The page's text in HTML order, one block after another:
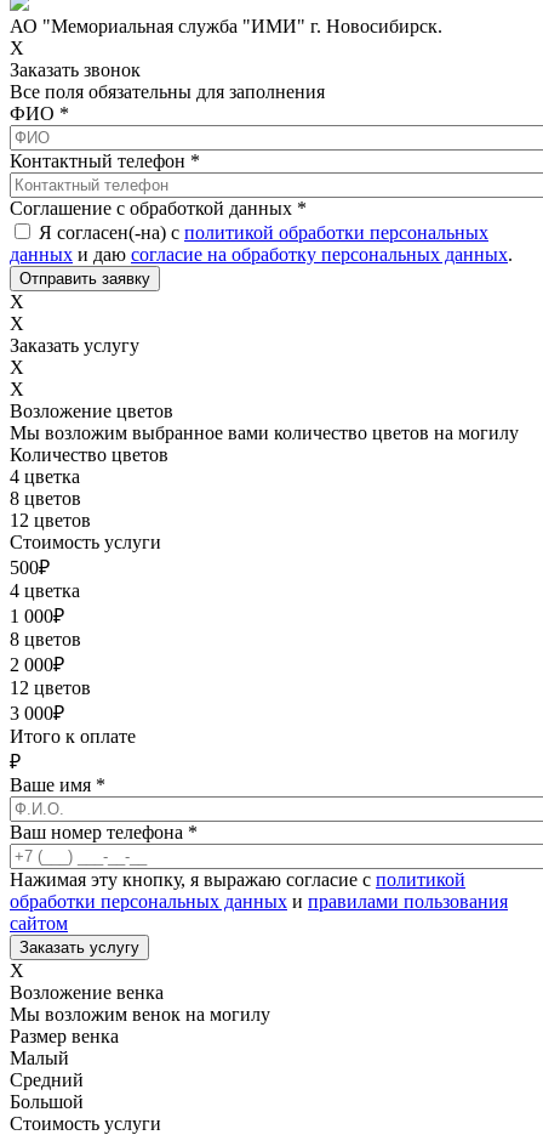
АО "Мемориальная служба "ИМИ" г. Новосибирск.
X
Заказать звонок
Все поля обязательны для заполнения
ФИО *
Контактный телефон *
Соглашение с обработкой данных *
Я согласен(-на) с политикой обработки персональных
данных и даю согласие на обработку персональных данных.
X
X
Заказать услугу
X
X
Возложение цветов
Мы возложим выбранное вами количество цветов на могилу
Количество цветов
4 цветка
8 цветов
12 цветов
Стоимость услуги
500₽
4 цветка
1 000₽
8 цветов
2 000₽
12 цветов
3 000₽
Итого к оплате
₽
Ваше имя *
Ваш номер телефона *
Нажимая эту кнопку, я выражаю согласие с политикой
обработки персональных данных и правилами пользования
сайтом
X
Возложение венка
Мы возложим венок на могилу
Размер венка
Малый
Средний
Большой
Стоимость услуги